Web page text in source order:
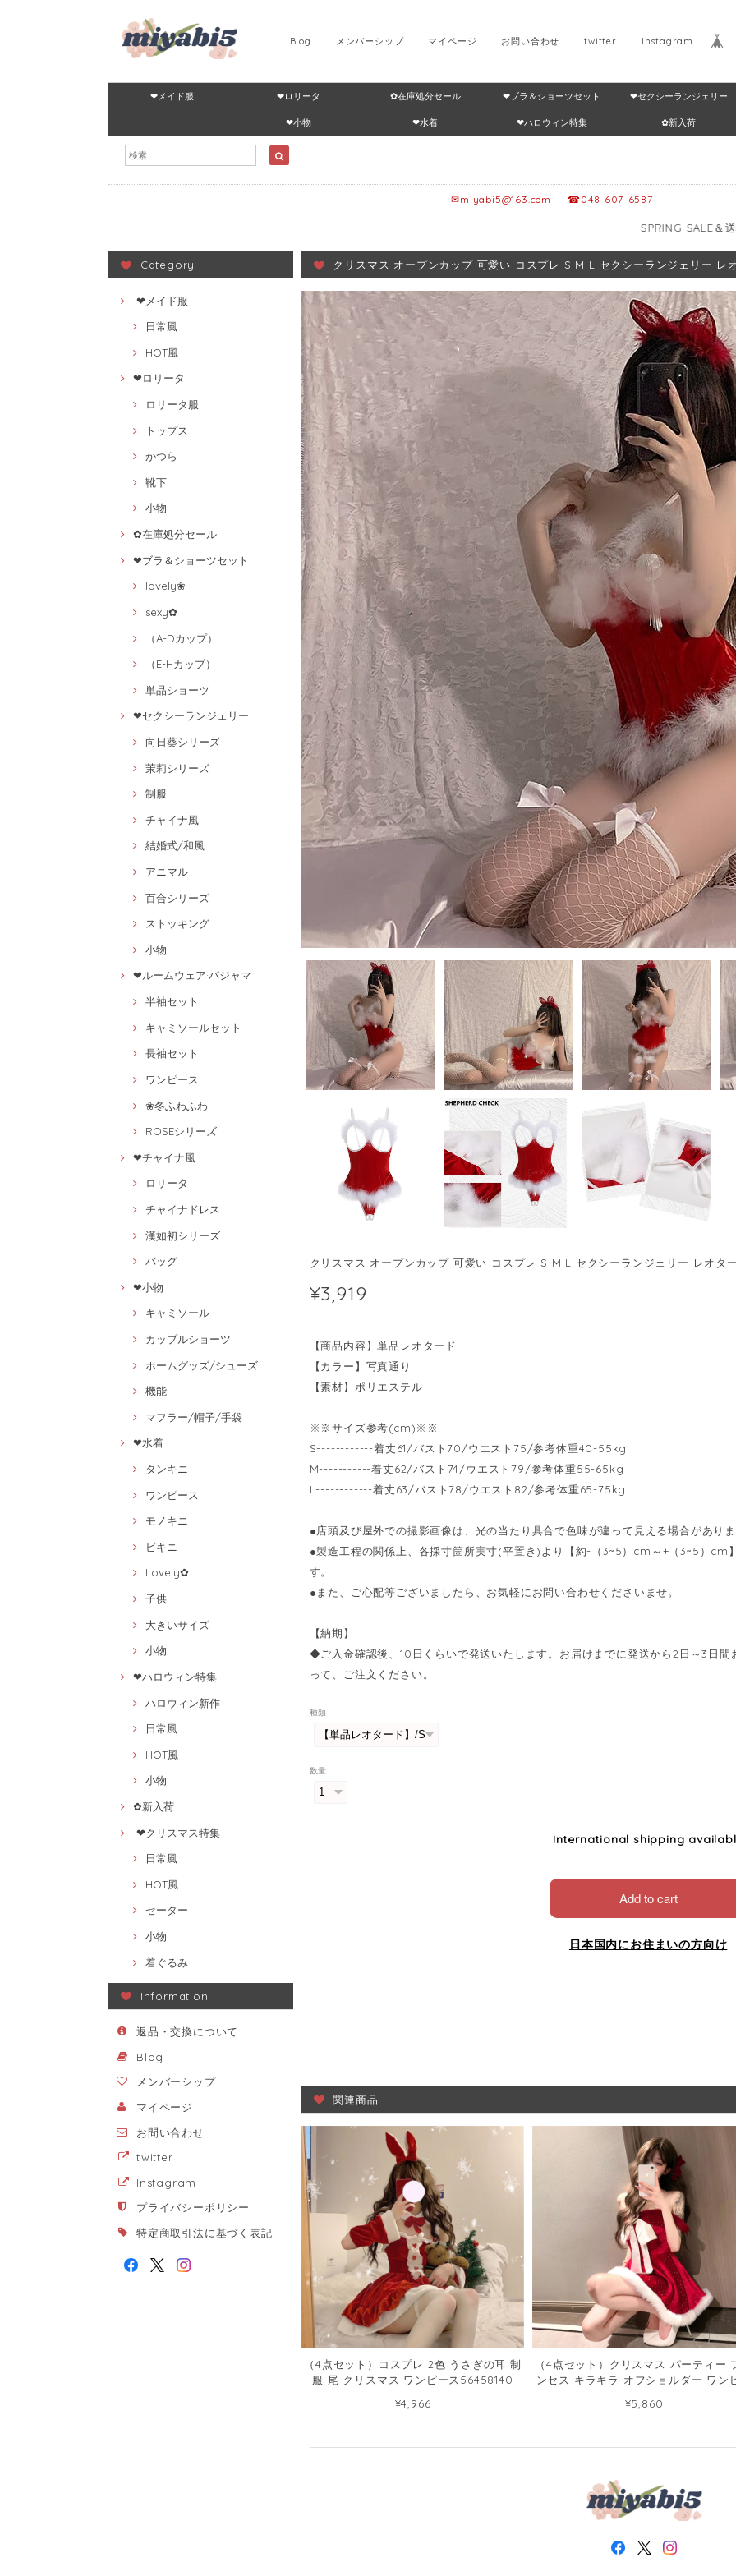
Instagram
twitter
お問い合わせ
マイページ
メンバーシップ
Blog
返品・交換につ
Home
❤メイド服 ❤ロリータ ✿在庫処分セール ❤ブラ＆ショーツセット ❤セクシーランジェリー
❤小物 ❤水着 ❤ハロウィン特集 ✿新入荷
✉miyabi5@163.com ☎048-607-6587
SPRING SALE＆送料無料
Category
❤メイド服
日常風
HOT風
❤ロリータ
ロリータ服
トップス
かつら
靴下
小物
✿在庫処分セール
❤ブラ＆ショーツセット
lovely❀
sexy✿
（A-Dカップ）
（E-Hカップ）
単品ショーツ
❤セクシーランジェリー
向日葵シリーズ
茉莉シリーズ
制服
チャイナ風
結婚式/和風
アニマル
百合シリーズ
ストッキング
小物
❤ルームウェア·パジャマ
半袖セット
キャミソールセット
長袖セット
ワンピース
❀冬ふわふわ
ROSEシリーズ
❤チャイナ風
ロリータ
チャイナドレス
漢如初シリーズ
バッグ
❤小物
キャミソール
カップルショーツ
ホームグッズ/シューズ
機能
マフラー/帽子/手袋
❤水着
タンキニ
ワンピース
モノキニ
ビキニ
Lovely✿
子供
大きいサイズ
小物
❤ハロウィン特集
ハロウィン新作
日常風
HOT風
小物
✿新入荷
❤クリスマス特集
日常風
HOT風
セーター
小物
着ぐるみ
Information
返品・交換について
Blog
メンバーシップ
マイページ
お問い合わせ
twitter
Instagram
プライバシーポリシー
特定商取引法に基づく表記
クリスマス オープンカップ 可愛い コスプレ S M L セクシーランジェリー レ
クリスマス オープンカップ 可愛い コスプレ S M L セクシーランジェリー レオタ
¥3,919
【商品内容】単品レオタード
【カラー】写真通り
【素材】ポリエステル
※※サイズ参考(cm)※※
S------------着丈61/バスト70/ウエスト75/参考体重40-55kg
M-----------着丈62/バスト74/ウエスト79/参考体重55-65kg
L------------着丈63/バスト78/ウエスト82/参考体重65-75kg
●店頭及び屋外での撮影画像は、光の当たり具合で色味が違って見える場合がありま
●製造工程の関係上、各採寸箇所実寸(平置き)より【約-（3~5）cm～+（3~5）cm
す。
●また、ご心配等ございましたら、お気軽にお問い合わせくださいませ。
【納期】
◆ご入金確認後、10日くらいで発送いたします。お届けまでに発送から2日～3日
って、ご注文ください。
種類
数量
International shipping
Add to cart
日本国内にお住まいの方向け
関連商品
（4点セット）コスプレ 2色 うさぎの耳 制
服 尾 クリスマス ワンピース56458140
¥4,966
（4点セット）クリスマス パーティー
ンセス キラキラ オフショルダー ワン
¥5,860